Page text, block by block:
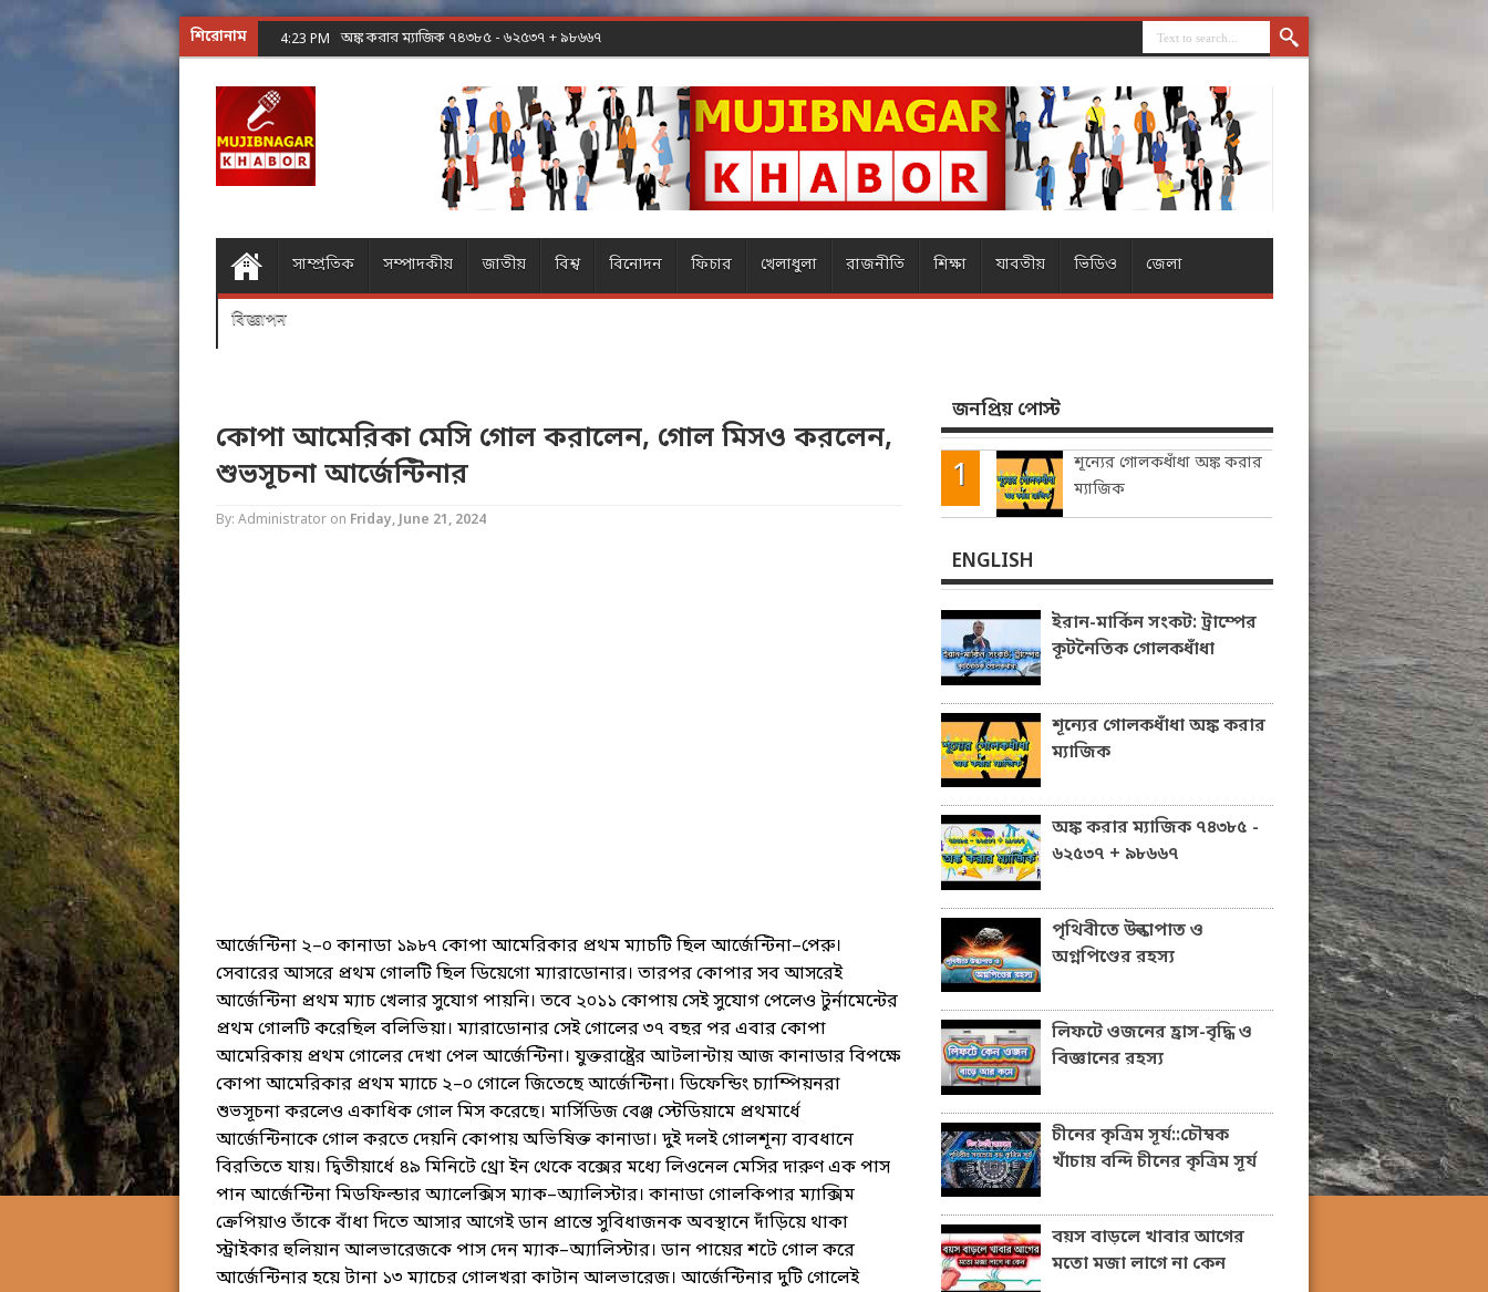
শিরোনাম 4:23 PM অঙ্ক করার ম্যাজিক ৭৪৩৮৫ - ৬২৫৩৭ + ৯৮৬৬৭
সাম্প্রতিক সম্পাদকীয় জাতীয় বিশ্ব বিনোদন ফিচার খেলাধুলা রাজনীতি শিক্ষা যাবতীয় ভিডিও জেলা
বিজ্ঞাপন
কোপা আমেরিকা মেসি গোল করালেন, গোল মিসও করলেন,
শুভসূচনা আর্জেন্টিনার
By: Administrator on Friday, June 21, 2024
আর্জেন্টিনা ২–০ কানাডা ১৯৮৭ কোপা আমেরিকার প্রথম ম্যাচটি ছিল আর্জেন্টিনা–পেরু।
সেবারের আসরে প্রথম গোলটি ছিল ডিয়েগো ম্যারাডোনার। তারপর কোপার সব আসরেই
আর্জেন্টিনা প্রথম ম্যাচ খেলার সুযোগ পায়নি। তবে ২০১১ কোপায় সেই সুযোগ পেলেও টুর্নামেন্টের
প্রথম গোলটি করেছিল বলিভিয়া। ম্যারাডোনার সেই গোলের ৩৭ বছর পর এবার কোপা
আমেরিকায় প্রথম গোলের দেখা পেল আর্জেন্টিনা। যুক্তরাষ্ট্রের আটলান্টায় আজ কানাডার বিপক্ষে
কোপা আমেরিকার প্রথম ম্যাচে ২–০ গোলে জিতেছে আর্জেন্টিনা। ডিফেন্ডিং চ্যাম্পিয়নরা
শুভসূচনা করলেও একাধিক গোল মিস করেছে। মার্সিডিজ বেঞ্জ স্টেডিয়ামে প্রথমার্ধে
আর্জেন্টিনাকে গোল করতে দেয়নি কোপায় অভিষিক্ত কানাডা। দুই দলই গোলশূন্য ব্যবধানে
বিরতিতে যায়। দ্বিতীয়ার্ধে ৪৯ মিনিটে থ্রো ইন থেকে বক্সের মধ্যে লিওনেল মেসির দারুণ এক পাস
পান আর্জেন্টিনা মিডফিল্ডার অ্যালেক্সিস ম্যাক–অ্যালিস্টার। কানাডা গোলকিপার ম্যাক্সিম
ক্রেপিয়াও তাঁকে বাঁধা দিতে আসার আগেই ডান প্রান্তে সুবিধাজনক অবস্থানে দাঁড়িয়ে থাকা
স্ট্রাইকার হুলিয়ান আলভারেজকে পাস দেন ম্যাক–অ্যালিস্টার। ডান পায়ের শটে গোল করে
আর্জেন্টিনার হয়ে টানা ১৩ ম্যাচের গোলখরা কাটান আলভারেজ। আর্জেন্টিনার দুটি গোলেই
জনপ্রিয় পোস্ট
শূন্যের গোলকধাঁধা অঙ্ক করার
ম্যাজিক
ENGLISH
ইরান-মার্কিন সংকট: ট্রাম্পের
কূটনৈতিক গোলকধাঁধা
শূন্যের গোলকধাঁধা অঙ্ক করার
ম্যাজিক
অঙ্ক করার ম্যাজিক ৭৪৩৮৫ -
৬২৫৩৭ + ৯৮৬৬৭
পৃথিবীতে উল্কাপাত ও
অগ্নপিণ্ডের রহস্য
লিফটে ওজনের হ্রাস-বৃদ্ধি ও
বিজ্ঞানের রহস্য
চীনের কৃত্রিম সূর্য::চৌম্বক
খাঁচায় বন্দি চীনের কৃত্রিম সূর্য
বয়স বাড়লে খাবার আগের
মতো মজা লাগে না কেন